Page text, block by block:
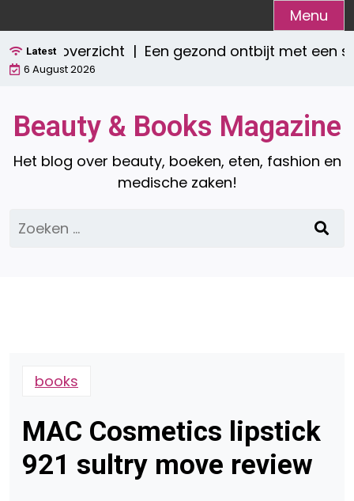
naar
de
inhoud
Menu
Latestoverzicht |Een gezond ontbijt met een
6 August 2026
Beauty & Books Magazine
Het blog over beauty, boeken, eten, fashion en
medische zaken!
Zoeken
naar:
books
MAC Cosmetics lipstick
921 sultry move review